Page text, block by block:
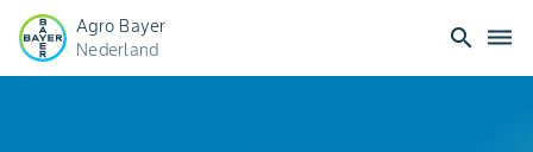
Agro Bayer
Nederland
search dehaze